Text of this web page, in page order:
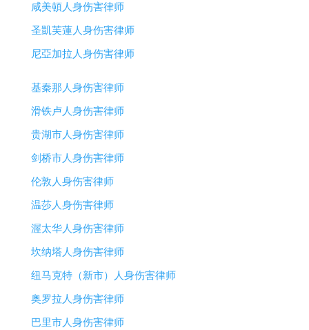
咸美頓人身伤害律师
圣凱芙蓮人身伤害律师
尼亞加拉人身伤害律师
基秦那人身伤害律师
滑铁卢人身伤害律师
贵湖市人身伤害律师
剑桥市人身伤害律师
伦敦人身伤害律师
温莎人身伤害律师
渥太华人身伤害律师
坎纳塔人身伤害律师
纽马克特（新市）人身伤害律师
奥罗拉人身伤害律师
巴里市人身伤害律师